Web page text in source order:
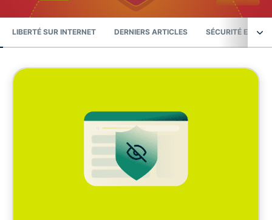
LIBERTÉ SUR INTERNET DERNIERS ARTICLES SÉCURITÉ EN
Cybersécurité
Digital Security Lab
ExpressVPN for Teams